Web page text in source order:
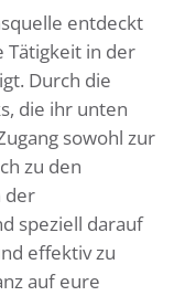
entdeckt
Tätigkeit in der
Durch die
die ihr unten
sowohl zur
zu den
der
speziell darauf
effektiv zu
auf eure